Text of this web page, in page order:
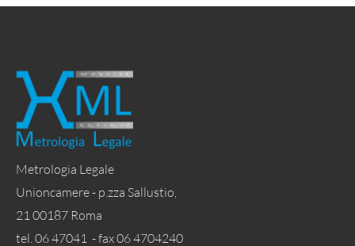
Metrologia Legale
Unioncamere - p.zza Sallustio,
21 00187 Roma
tel. 06 47041 - fax 06 4704240